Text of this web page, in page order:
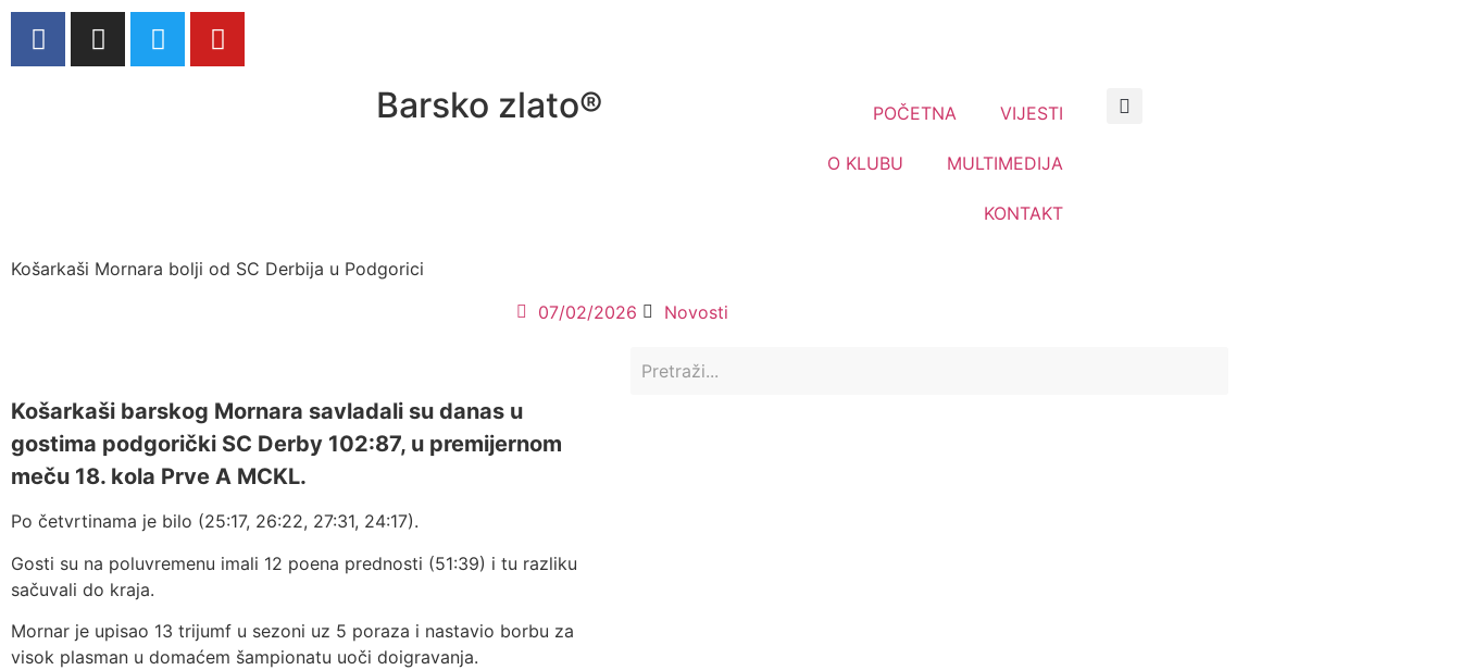
Barsko zlato® POČETNA VIJESTI
O KLUBU MULTIMEDIJA
KONTAKT
Košarkaši Mornara bolji od SC Derbija u Podgorici
07/02/2026
Novosti
Košarkaši barskog Mornara savladali su danas u
gostima podgorički SC Derby 102:87, u premijernom
meču 18. kola Prve A MCKL.
Po četvrtinama je bilo (25:17, 26:22, 27:31, 24:17).
Gosti su na poluvremenu imali 12 poena prednosti (51:39) i tu razliku
sačuvali do kraja.
Mornar je upisao 13 trijumf u sezoni uz 5 poraza i nastavio borbu za
visok plasman u domaćem šampionatu uoči doigravanja.